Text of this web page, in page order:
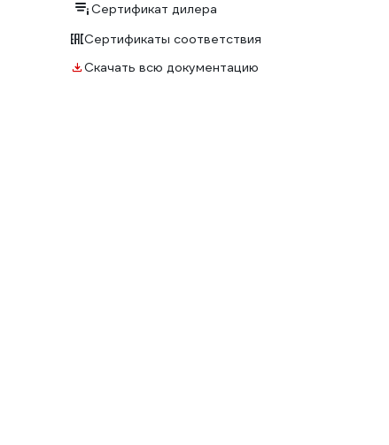
Сертификат дилера
Сертификаты соответствия
Скачать всю документацию